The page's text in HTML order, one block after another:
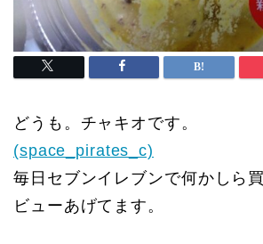
どうも。チャキオです。
(space_pirates_c)
毎日セブンイレブンで何かしら
ビューあげてます。